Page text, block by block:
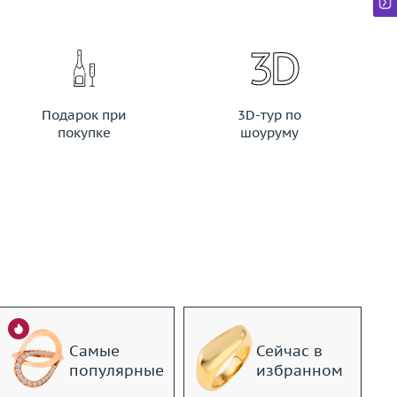
Подарок при
покупке
3D-тур по
шоуруму
Самые
популярные
Сейчас в
избранном